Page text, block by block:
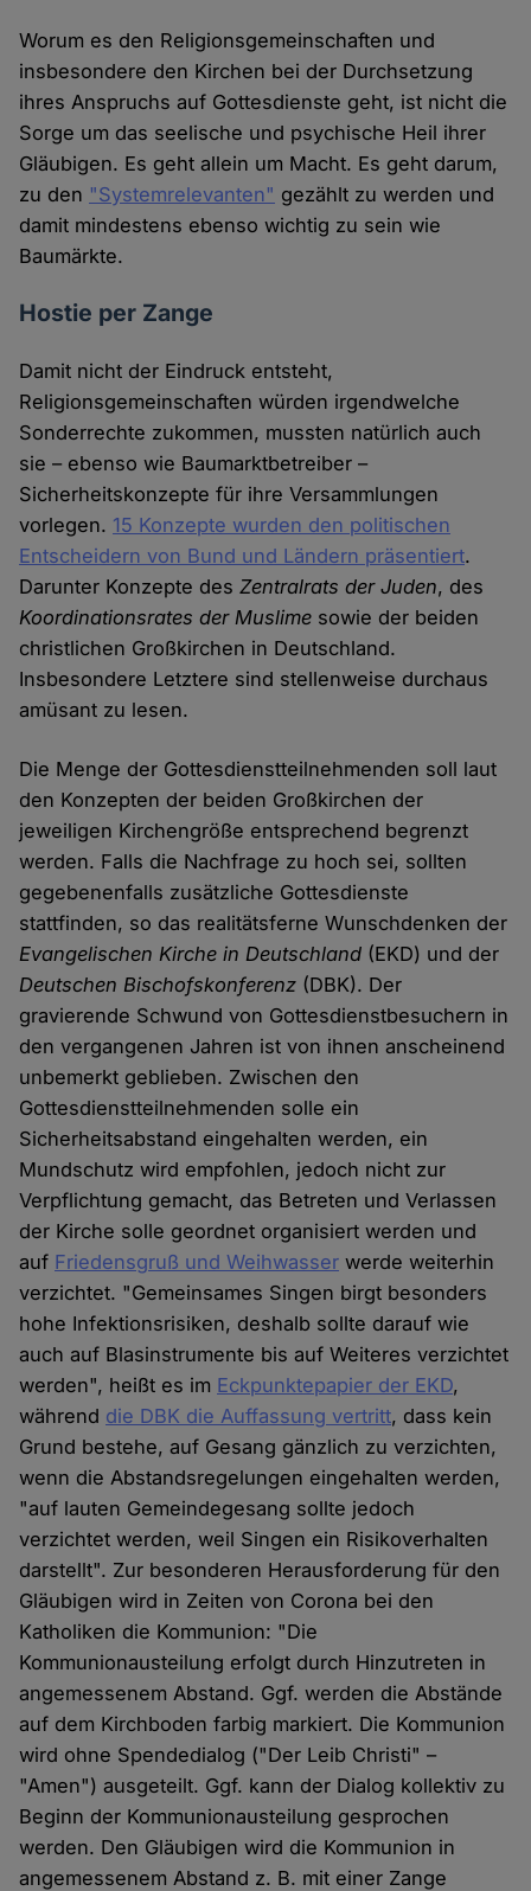
Worum es den Religionsgemeinschaften und
insbesondere den Kirchen bei der Durchsetzung
ihres Anspruchs auf Gottesdienste geht, ist nicht die
Sorge um das seelische und psychische Heil ihrer
Gläubigen. Es geht allein um Macht. Es geht darum,
zu den "Systemrelevanten" gezählt zu werden und
damit mindestens ebenso wichtig zu sein wie
Baumärkte.
Hostie per Zange
Damit nicht der Eindruck entsteht,
Religionsgemeinschaften würden irgendwelche
Sonderrechte zukommen, mussten natürlich auch
sie – ebenso wie Baumarktbetreiber –
Sicherheitskonzepte für ihre Versammlungen
vorlegen. 15 Konzepte wurden den politischen
Entscheidern von Bund und Ländern präsentiert.
Darunter Konzepte desZentralrats der Juden, des
Koordinationsrates der Muslime sowie der beiden
christlichen Großkirchen in Deutschland.
Insbesondere Letztere sind stellenweise durchaus
amüsant zu lesen.
Die Menge der Gottesdienstteilnehmenden soll laut
den Konzepten der beiden Großkirchen der
jeweiligen Kirchengröße entsprechend begrenzt
werden. Falls die Nachfrage zu hoch sei, sollten
gegebenenfalls zusätzliche Gottesdienste
stattfinden, so das realitätsferne Wunschdenken der
Evangelischen Kirche in Deutschland (EKD) und der
Deutschen Bischofskonferenz (DBK). Der
gravierende Schwund von Gottesdienstbesuchern in
den vergangenen Jahren ist von ihnen anscheinend
unbemerkt geblieben. Zwischen den
Gottesdienstteilnehmenden solle ein
Sicherheitsabstand eingehalten werden, ein
Mundschutz wird empfohlen, jedoch nicht zur
Verpflichtung gemacht, das Betreten und Verlassen
der Kirche solle geordnet organisiert werden und
auf Friedensgruß und Weihwasser werde weiterhin
verzichtet. "Gemeinsames Singen birgt besonders
hohe Infektionsrisiken, deshalb sollte darauf wie
auch auf Blasinstrumente bis auf Weiteres verzichtet
werden", heißt es im Eckpunktepapier der EKD,
während die DBK die Auffassung vertritt, dass kein
Grund bestehe, auf Gesang gänzlich zu verzichten,
wenn die Abstandsregelungen eingehalten werden,
"auf lauten Gemeindegesang sollte jedoch
verzichtet werden, weil Singen ein Risikoverhalten
darstellt". Zur besonderen Herausforderung für den
Gläubigen wird in Zeiten von Corona bei den
Katholiken die Kommunion: "Die
Kommunionausteilung erfolgt durch Hinzutreten in
angemessenem Abstand. Ggf. werden die Abstände
auf dem Kirchboden farbig markiert. Die Kommunion
wird ohne Spendedialog ("Der Leib Christi" –
"Amen") ausgeteilt. Ggf. kann der Dialog kollektiv zu
Beginn der Kommunionausteilung gesprochen
werden. Den Gläubigen wird die Kommunion in
angemessenem Abstand z. B. mit einer Zange